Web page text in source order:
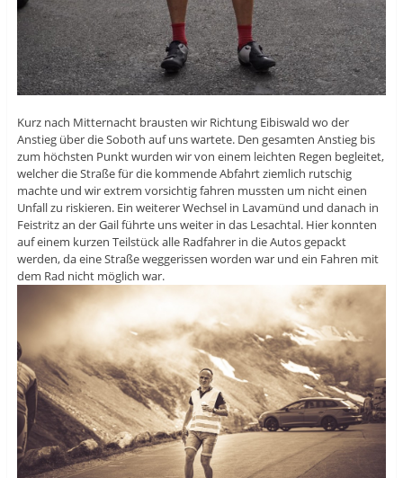
Kurz nach Mitternacht brausten wir Richtung Eibiswald wo der
Anstieg über die Soboth auf uns wartete. Den gesamten Anstieg bis
zum höchsten Punkt wurden wir von einem leichten Regen begleitet,
welcher die Straße für die kommende Abfahrt ziemlich rutschig
machte und wir extrem vorsichtig fahren mussten um nicht einen
Unfall zu riskieren. Ein weiterer Wechsel in Lavamünd und danach in
Feistritz an der Gail führte uns weiter in das Lesachtal. Hier konnten
auf einem kurzen Teilstück alle Radfahrer in die Autos gepackt
werden, da eine Straße weggerissen worden war und ein Fahren mit
dem Rad nicht möglich war.